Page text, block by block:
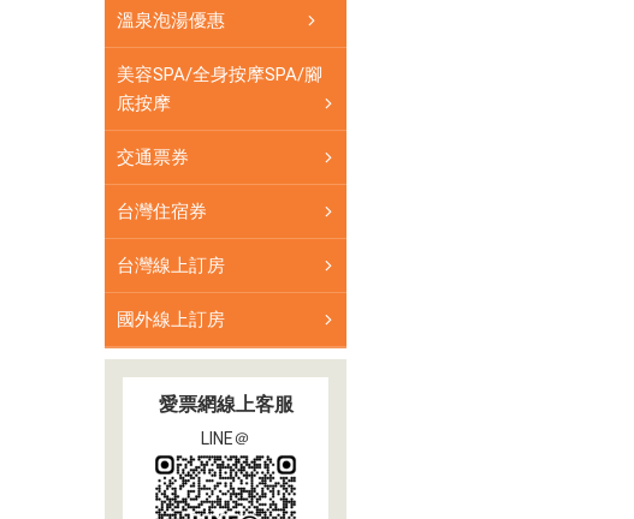
溫泉泡湯優惠
美容SPA/全身按摩SPA/腳
底按摩
交通票券
台灣住宿券
台灣線上訂房
國外線上訂房
愛票網線上客服
LINE＠